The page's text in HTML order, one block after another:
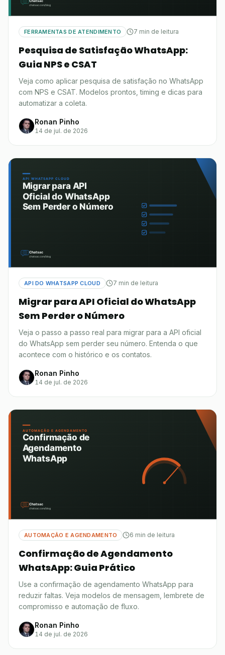
FERRAMENTAS DE ATENDIMENTO 7 min de leitura
Pesquisa de Satisfação WhatsApp:
Guia NPS e CSAT
Veja como aplicar pesquisa de satisfação no WhatsApp
com NPS e CSAT. Modelos prontos, timing e dicas para
automatizar a coleta.
Ronan Pinho
14 de jul. de 2026
API DO WHATSAPP CLOUD 7 min de leitura
Migrar para API Oficial do WhatsApp
Sem Perder o Número
Veja o passo a passo real para migrar para a API oficial
do WhatsApp sem perder seu número. Entenda o que
acontece com o histórico e os contatos.
Ronan Pinho
14 de jul. de 2026
AUTOMAÇÃO E AGENDAMENTO 6 min de leitura
Confirmação de Agendamento
WhatsApp: Guia Prático
Use a confirmação de agendamento WhatsApp para
reduzir faltas. Veja modelos de mensagem, lembrete de
compromisso e automação de fluxo.
Ronan Pinho
14 de jul. de 2026